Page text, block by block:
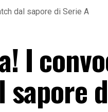
dal sapore di Serie A
I